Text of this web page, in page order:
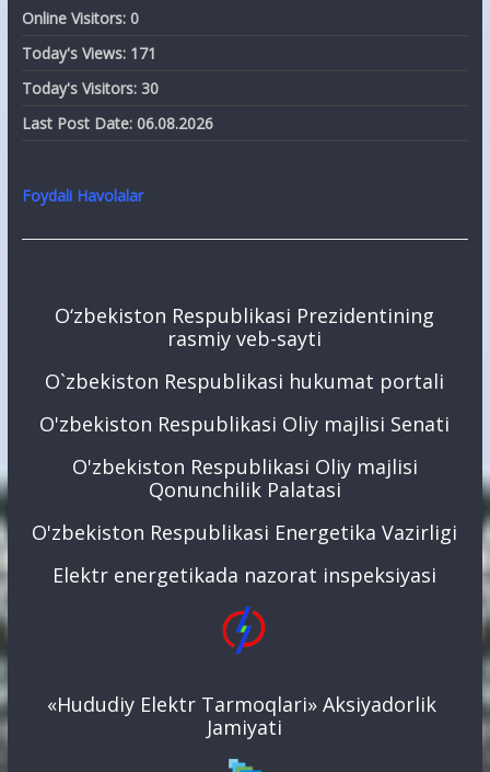
Online Visitors: 0
Today's Views: 171
Today's Visitors: 30
Last Post Date: 06.08.2026
Foydali Havolalar
O‘zbekiston Respublikasi Prezidentining
rasmiy veb-sayti
O`zbekiston Respublikasi hukumat portali
O'zbekiston Respublikasi Oliy majlisi Senati
O'zbekiston Respublikasi Oliy majlisi
Qonunchilik Palatasi
O'zbekiston Respublikasi Energetika Vazirligi
Elektr energetikada nazorat inspeksiyasi
«Hududiy Elektr Tarmoqlari» Aksiyadorlik
Jamiyati